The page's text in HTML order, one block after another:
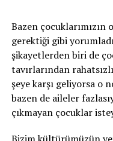
Bazen çocuklarımızın
gerektiği gibi
şikayetlerden biri de
tavırlarından
şeye karşı geliyorsa o
bazen de aileler
çıkmayan çocuklar